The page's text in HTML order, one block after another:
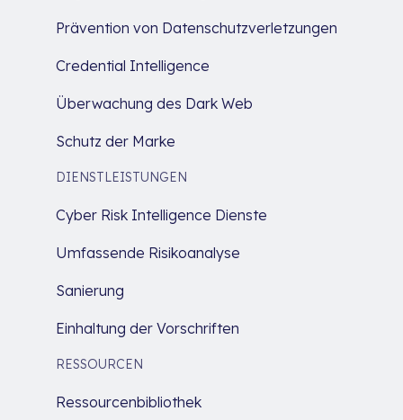
Prävention von Datenschutzverletzungen
Credential Intelligence
Überwachung des Dark Web
Schutz der Marke
DIENSTLEISTUNGEN
Cyber Risk Intelligence Dienste
Umfassende Risikoanalyse
Sanierung
Einhaltung der Vorschriften
RESSOURCEN
Ressourcenbibliothek